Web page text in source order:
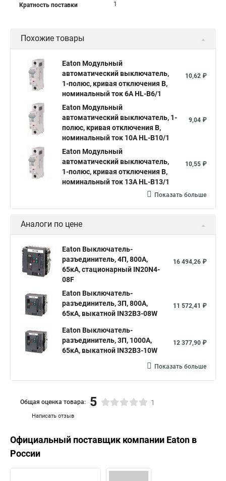
Кратность поставки 1
Похожие товары
Eaton Модульный
автоматический выключатель,
1-полюс, кривая отключения B,
номинальный ток 6А HL-B6/1
10,62 ₽
Eaton Модульный
автоматический выключатель, 1-
полюс, кривая отключения B,
номинальный ток 10А HL-B10/1
9,04 ₽
Eaton Модульный
автоматический выключатель,
1-полюс, кривая отключения B,
номинальный ток 13А HL-B13/1
10,55 ₽
Показать больше
Аналоги по цене
Eaton Выключатель-
разъединитель, 4П, 800А,
65кА, стационарный IN20N4-
08F
16 494,26 ₽
Eaton Выключатель-
разъединитель, 3П, 800А,
65кА, выкатной IN32B3-08W
11 572,41 ₽
Eaton Выключатель-
разъединитель, 3П, 1000А,
65кА, выкатной IN32B3-10W
12 377,90 ₽
Показать больше
Написать отзыв
Общая оценка товара: 5 1
Официальный поставщик компании Eaton в
России